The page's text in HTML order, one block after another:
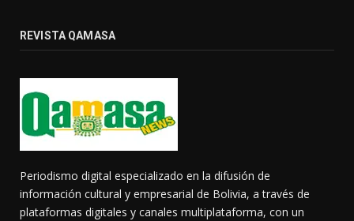
REVISTA QAMASA
Periodismo digital especializado en la difusión de
información cultural y empresarial de Bolivia, a través de
plataformas digitales y canales multiplataforma, con un